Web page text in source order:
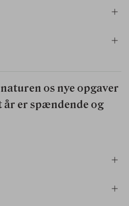
os nye opgaver
år er spændende og